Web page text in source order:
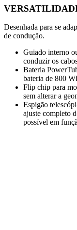
Desenhada para se
de condução.
Guiado interno
conduzir os
Bateria
bateria de 800
Flip chip para
sem alterar a
Espigão
ajuste completo
possível em